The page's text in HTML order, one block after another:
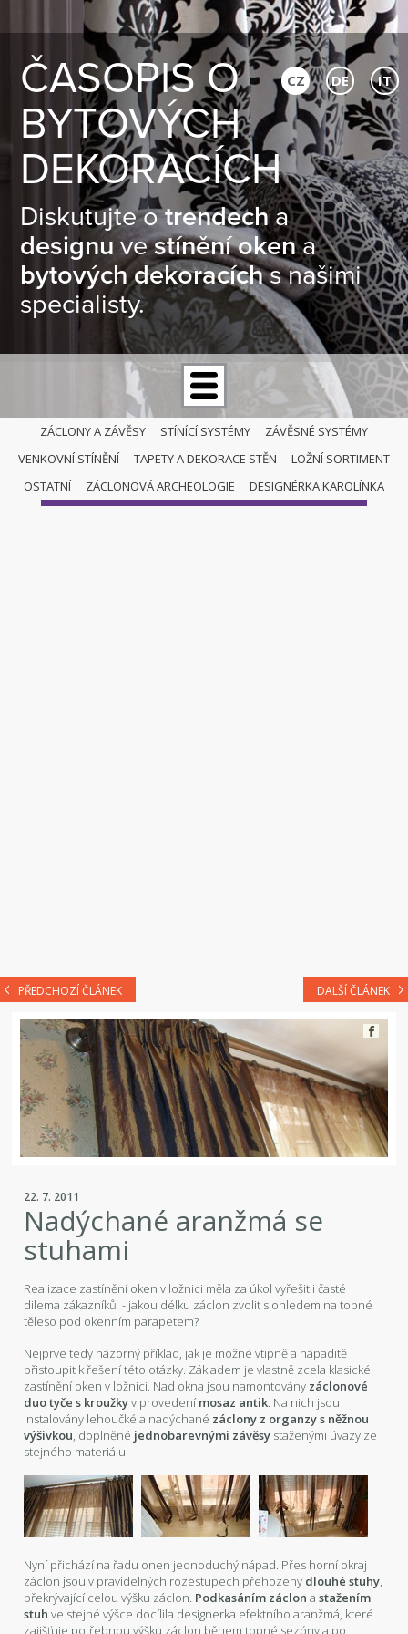
ČASOPIS O
BYTOVÝCH
DEKORACÍCH
Diskutujte otrendecha
designuvestínění okena
bytových dekoracíchs našimi
specialisty.
CZ DE IT
ZÁCLONY A ZÁVĚSY STÍNÍCÍ SYSTÉMY
ZÁVĚSNÉ SYSTÉMY
VENKOVNÍ STÍNĚNÍ
TAPETY A DEKORACE STĚN
LOŽNÍ SORTIMENT
OSTATNÍ
ZÁCLONOVÁ ARCHEOLOGIE DESIGNÉRKA KAROLÍNKA
ZÁCLONY A ZÁVĚSY
PŘEDCHOZÍ ČLÁNEK DALŠÍ ČLÁNEK
22. 7. 2011
Nadýchané aranžmá se
stuhami
Realizace zastínění oken v ložnici měla za úkol vyřešit i časté
dilema zákazníků - jakou délku záclon zvolit s ohledem na topné
těleso pod okenním parapetem?
Nejprve tedy názorný příklad, jak je možné vtipně a nápaditě
přistoupit k řešení této otázky. Základem je vlastně zcela klasické
zastínění oken v ložnici. Nad okna jsou namontovány záclonové
duo tyče s kroužkyv provedenímosaz antik. Na nich jsou
instalovány lehoučké a nadýchané záclony z organzy s něžnou
výšivkou, doplněné jednobarevnými závěsy staženými úvazy ze
stejného materiálu.
Nyní přichází na řadu onen jednoduchý nápad. Přes horní okraj
záclon jsou v pravidelných rozestupech přehozeny dlouhé stuhy,
překrývající celou výšku záclon. Podkasáním záclonastažením
stuhve stejné výšce docílila designerka efektního aranžmá, které
zajišťuje potřebnou výšku záclon během topné sezóny a po